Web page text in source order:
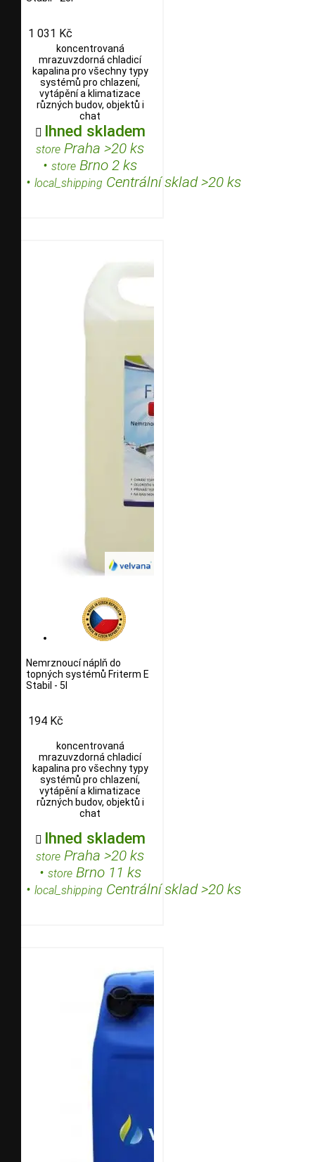
1 031 Kč
koncentrovaná
mrazuvzdorná chladicí
kapalina pro všechny typy
systémů pro chlazení,
vytápění a klimatizace
různých budov, objektů i
chat
 Ihned skladem
store Praha >20 ks
• store Brno 2 ks
• local_shipping Centrální sklad >20 ks
Nemrznoucí náplň do
topných systémů Friterm E
Stabil - 5l
194 Kč
koncentrovaná
mrazuvzdorná chladicí
kapalina pro všechny typy
systémů pro chlazení,
vytápění a klimatizace
různých budov, objektů i
chat
 Ihned skladem
store Praha >20 ks
• storeBrno 11 ks
• local_shipping Centrální sklad >20 ks